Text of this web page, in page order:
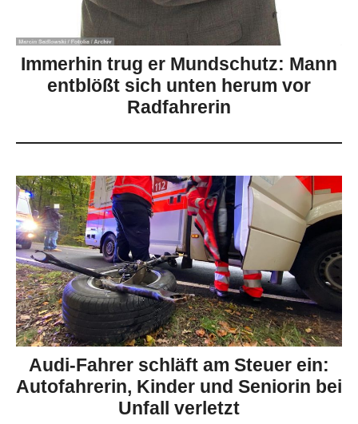
Immerhin trug er Mundschutz: Mann
entblößt sich unten herum vor
Radfahrerin
Audi-Fahrer schläft am Steuer ein:
Autofahrerin, Kinder und Seniorin bei
Unfall verletzt